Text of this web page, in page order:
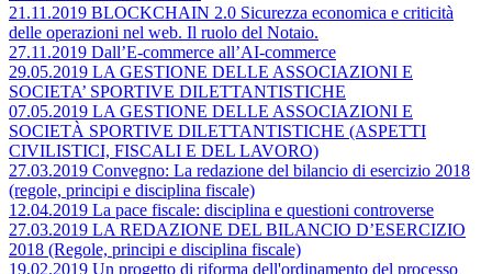
21.11.2019 BLOCKCHAIN 2.0 Sicurezza economica e criticità
delle operazioni nel web. Il ruolo del Notaio.
27.11.2019 Dall’E-commerce all’AI-commerce
29.05.2019 LA GESTIONE DELLE ASSOCIAZIONI E
SOCIETA’ SPORTIVE DILETTANTISTICHE
07.05.2019 LA GESTIONE DELLE ASSOCIAZIONI E
SOCIETÀ SPORTIVE DILETTANTISTICHE (ASPETTI
CIVILISTICI, FISCALI E DEL LAVORO)
27.03.2019 Convegno: La redazione del bilancio di esercizio 2018
(regole, principi e disciplina fiscale)
12.04.2019 La pace fiscale: disciplina e questioni controverse
27.03.2019 LA REDAZIONE DEL BILANCIO D’ESERCIZIO
2018 (Regole, principi e disciplina fiscale)
19.02.2019 Un progetto di riforma dell'ordinamento del processo